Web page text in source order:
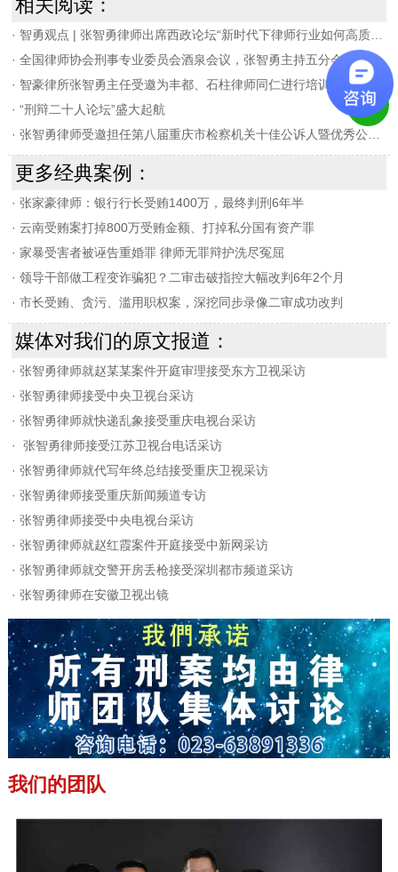
相关阅读：
· 智勇观点 | 张智勇律师出席西政论坛“新时代下律师行业如何高质量发展”
· 全国律师协会刑事专业委员会酒泉会议，张智勇主持五分会场并发言
· 智豪律所张智勇主任受邀为丰都、石柱律师同仁进行培训
· “刑辩二十人论坛”盛大起航
· 张智勇律师受邀担任第八届重庆市检察机关十佳公诉人暨优秀公诉人决赛评委
更多经典案例：
· 张家豪律师：银行行长受贿1400万，最终判刑6年半
· 云南受贿案打掉800万受贿金额、打掉私分国有资产罪
· 家暴受害者被诬告重婚罪 律师无罪辩护洗尽冤屈
· 领导干部做工程变诈骗犯？二审击破指控大幅改判6年2个月
· 市长受贿、贪污、滥用职权案，深挖同步录像二审成功改判
媒体对我们的原文报道：
· 张智勇律师就赵某某案件开庭审理接受东方卫视采访
· 张智勇律师接受中央卫视台采访
· 张智勇律师就快递乱象接受重庆电视台采访
·
张智勇律师接受江苏卫视台电话采访
· 张智勇律师就代写年终总结接受重庆卫视采访
· 张智勇律师接受重庆新闻频道专访
· 张智勇律师接受中央电视台采访
· 张智勇律师就赵红霞案件开庭接受中新网采访
· 张智勇律师就交警开房丢枪接受深圳都市频道采访
· 张智勇律师在安徽卫视出镜
我们的团队